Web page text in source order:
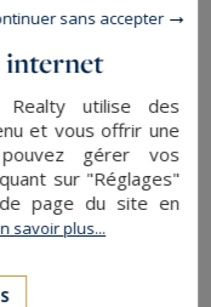
: deux
bénéficiant
paysager de
de collines, la
naturel
et des
internet
Realty utilise des
et vous offrir une
gérer vos
sur "Réglages"
page du site en
savoir plus...
sans accepter